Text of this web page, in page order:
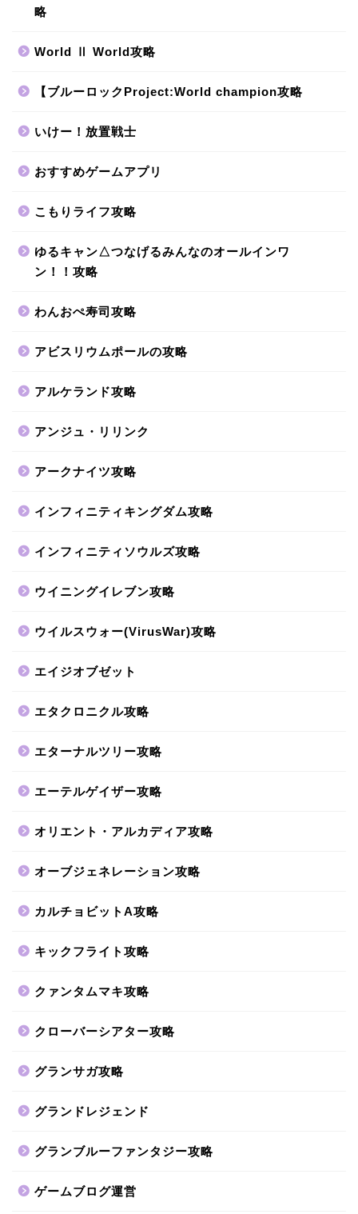
略
World Ⅱ World攻略
【ブルーロックProject:World champion攻略
いけー！放置戦士
おすすめゲームアプリ
こもりライフ攻略
ゆるキャン△つなげるみんなのオールインワ
ン！！攻略
わんおぺ寿司攻略
アビスリウムポールの攻略
アルケランド攻略
アンジュ・リリンク
アークナイツ攻略
インフィニティキングダム攻略
インフィニティソウルズ攻略
ウイニングイレブン攻略
ウイルスウォー(VirusWar)攻略
エイジオブゼット
エタクロニクル攻略
エターナルツリー攻略
エーテルゲイザー攻略
オリエント・アルカディア攻略
オーブジェネレーション攻略
カルチョビットA攻略
キックフライト攻略
クァンタムマキ攻略
クローバーシアター攻略
グランサガ攻略
グランドレジェンド
グランブルーファンタジー攻略
ゲームブログ運営